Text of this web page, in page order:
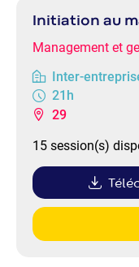
Initiation au
Management et
Inter-
21h
29
15 session(s)